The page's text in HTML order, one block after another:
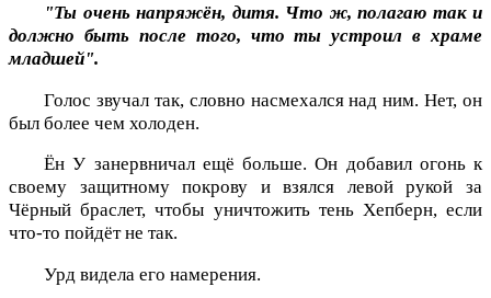
"Ты очень напряжён, дитя. Что ж, полагаю так и
должно быть после того, что ты устроил в храме
младшей".
Голос звучал так, словно насмехался над ним. Нет, он
был более чем холоден.
Ён У занервничал ещё больше. Он добавил огонь к
своему защитному покрову и взялся левой рукой за
Чёрный браслет, чтобы уничтожить тень Хепберн, если
что-то пойдёт не так.
Урд видела его намерения.